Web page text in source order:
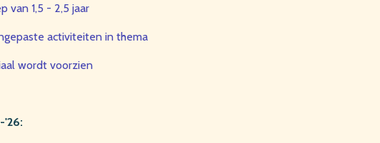
van 1,5 - 2,5 jaar
activiteiten in thema
wordt voorzien
'26: